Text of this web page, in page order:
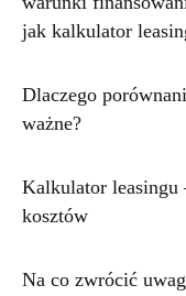
jak kalkulator
Dlaczego
ważne?
Kalkulator leasingu
kosztów
Na co zwrócić